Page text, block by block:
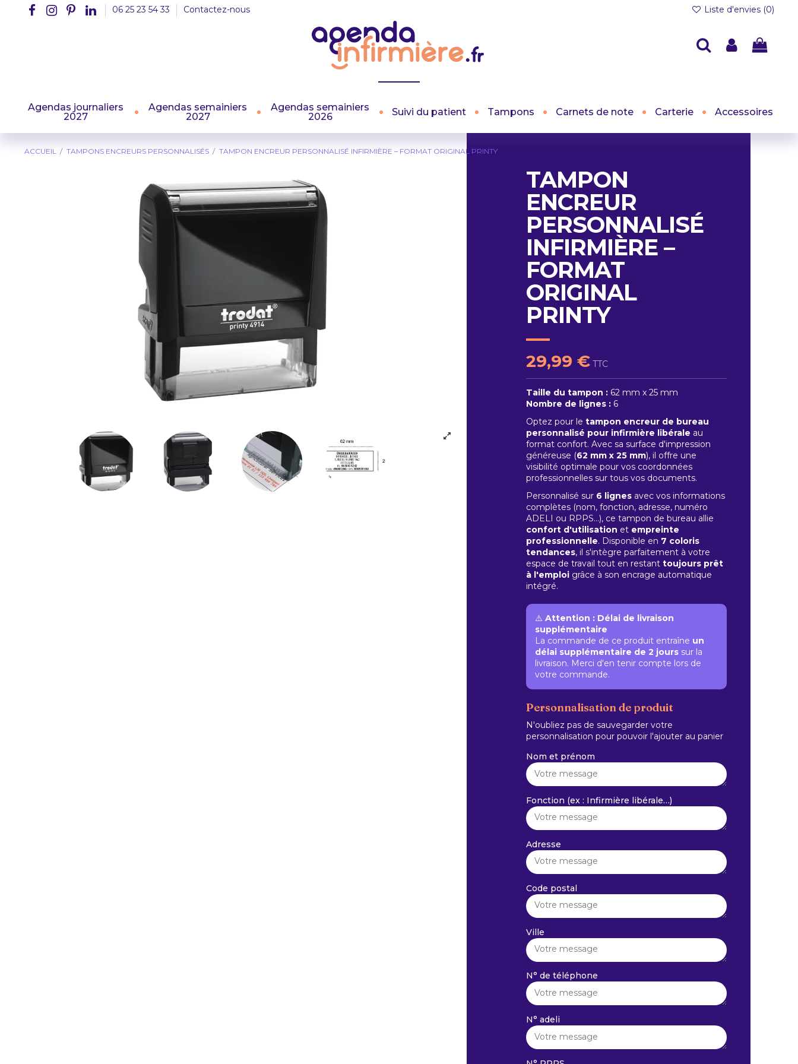
06 25 23 54 33 Contactez-nous Liste d'envies (0)
Agendas journaliers
2027
Agendas semainiers
2027
Agendas semainiers
2026
Suivi du patient Tampons Carnets de note Carterie Accessoires
ACCUEIL TAMPONS ENCREURS PERSONNALISÉS TAMPON ENCREUR PERSONNALISÉ INFIRMIÈRE – FORMAT ORIGINAL PRINTY
TAMPON
ENCREUR
PERSONNALISÉ
INFIRMIÈRE –
FORMAT
ORIGINAL
PRINTY
29,99 € TTC
Taille du tampon :62 mm x 25 mm
Nombre de lignes :6
Optez pour le tampon encreur de bureau
personnalisé pour infirmière libérale au
format confort. Avec sa surface d'impression
généreuse (62 mm x 25 mm), il offre une
visibilité optimale pour vos coordonnées
professionnelles sur tous vos documents.
Personnalisé sur 6 lignesavec vos informations
complètes (nom, fonction, adresse, numéro
ADELI ou RPPS…), ce tampon de bureau allie
confort d'utilisation et empreinte
professionnelle. Disponible en 7 coloris
tendances, il s'intègre parfaitement à votre
espace de travail tout en restant toujours prêt
à l'emploigrâce à son encrage automatique
intégré.
⚠️ Attention : Délai de livraison
supplémentaire
La commande de ce produit entraîne un
délai supplémentaire de 2 jourssur la
livraison. Merci d'en tenir compte lors de
votre commande.
Personnalisation de produit
N'oubliez pas de sauvegarder votre
personnalisation pour pouvoir l'ajouter au panier
Nom et prénom
Fonction (ex : Infirmière libérale…)
Adresse
Code postal
Ville
N° de téléphone
N° adeli